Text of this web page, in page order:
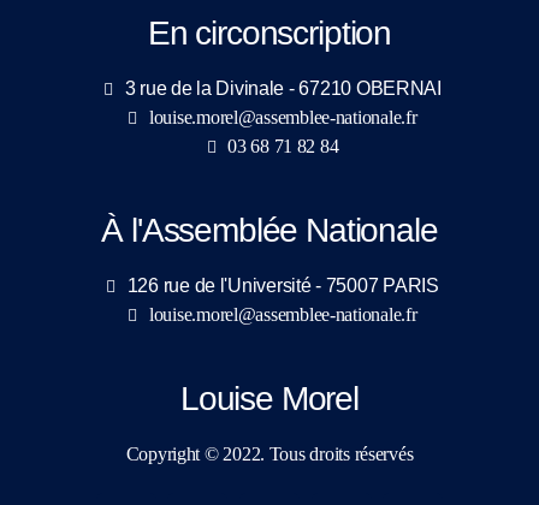
En circonscription
3 rue de la Divinale - 67210 OBERNAI
louise.morel@assemblee-nationale.fr
03 68 71 82 84
À l'Assemblée Nationale
126 rue de l'Université - 75007 PARIS
louise.morel@assemblee-nationale.fr
Louise Morel
Copyright © 2022. Tous droits réservés